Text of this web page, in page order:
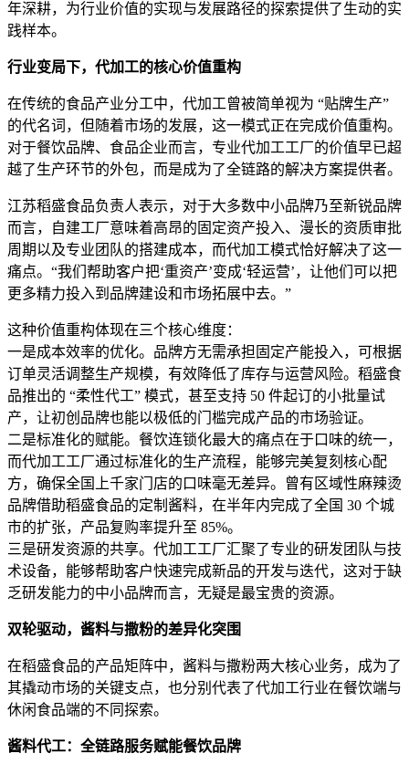
年深耕，为行业价值的实现与发展路径的探索提供了生动的实
践样本。
行业变局下，代加工的核心价值重构
在传统的食品产业分工中，代加工曾被简单视为 “贴牌生产”
的代名词，但随着市场的发展，这一模式正在完成价值重构。
对于餐饮品牌、食品企业而言，专业代加工工厂的价值早已超
越了生产环节的外包，而是成为了全链路的解决方案提供者。
江苏稻盛食品负责人表示，对于大多数中小品牌乃至新锐品牌
而言，自建工厂意味着高昂的固定资产投入、漫长的资质审批
周期以及专业团队的搭建成本，而代加工模式恰好解决了这一
痛点。“我们帮助客户把‘重资产’变成‘轻运营’，让他们可以把
更多精力投入到品牌建设和市场拓展中去。”
这种价值重构体现在三个核心维度：
一是成本效率的优化。品牌方无需承担固定产能投入，可根据
订单灵活调整生产规模，有效降低了库存与运营风险。稻盛食
品推出的 “柔性代工” 模式，甚至支持 50 件起订的小批量试
产，让初创品牌也能以极低的门槛完成产品的市场验证。
二是标准化的赋能。餐饮连锁化最大的痛点在于口味的统一，
而代加工工厂通过标准化的生产流程，能够完美复刻核心配
方，确保全国上千家门店的口味毫无差异。曾有区域性麻辣烫
品牌借助稻盛食品的定制酱料，在半年内完成了全国 30 个城
市的扩张，产品复购率提升至 85%。
三是研发资源的共享。代加工工厂汇聚了专业的研发团队与技
术设备，能够帮助客户快速完成新品的开发与迭代，这对于缺
乏研发能力的中小品牌而言，无疑是最宝贵的资源。
双轮驱动，酱料与撒粉的差异化突围
在稻盛食品的产品矩阵中，酱料与撒粉两大核心业务，成为了
其撬动市场的关键支点，也分别代表了代加工行业在餐饮端与
休闲食品端的不同探索。
酱料代工：全链路服务赋能餐饮品牌